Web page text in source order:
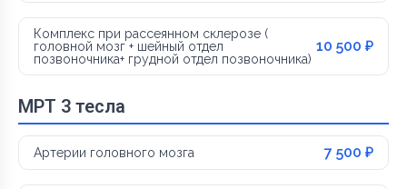
Комплекс при рассеянном склерозе (
головной мозг + шейный отдел
позвоночника+ грудной отдел позвоночника)
10 500 ₽
МРТ 3 тесла
Артерии головного мозга 7 500 ₽